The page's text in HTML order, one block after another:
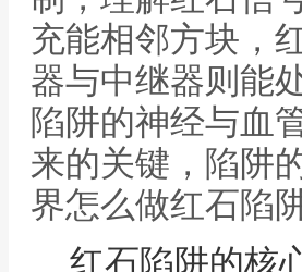
充能相邻方块，
器与中继器则能
陷阱的神经与血
来的关键，陷阱
界怎么做红石陷
红石陷阱的核